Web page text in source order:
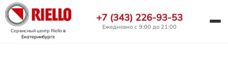
Сервисный центр Rielloв
Екатеринбурге
+7 (343) 226-93-53
Ежедневно с 9:00 до 21:00